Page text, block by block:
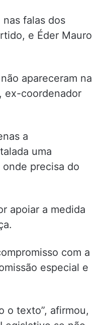
falas dos
e Éder Mauro
apareceram na
ex-coordenador
a
uma
precisa do
apoiar a medida
com a
especial e
o texto”, afirmou,